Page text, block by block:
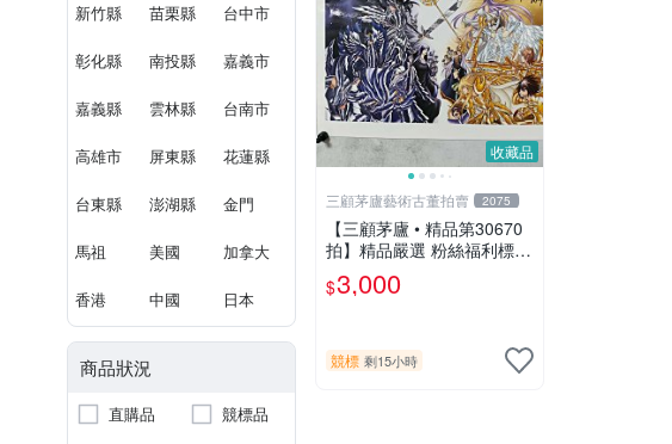
新竹縣 苗栗縣 台中市
彰化縣 南投縣 嘉義市
嘉義縣 雲林縣 台南市
高雄市 屏東縣 花蓮縣
台東縣 澎湖縣 金門
馬祖 美國 加拿大
香港 中國 日本
商品狀況
直購品
競標品
收藏品
三顧茅廬藝術古董拍賣 2075
【三顧茅廬 • 精品第30670
拍】精品嚴選 粉絲福利標
日本動漫大師 車田正美簽名
照片《聖鬥士星矢》！ 特惠
$3,000
競標 剩15小時